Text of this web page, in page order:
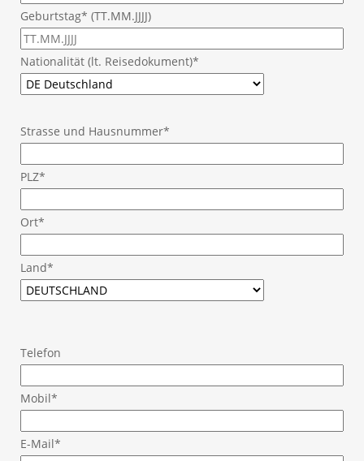
Geburtstag* (TT.MM.JJJJ)
Nationalität (lt. Reisedokument)*
Strasse und Hausnummer*
PLZ*
Ort*
Land*
Telefon
Mobil*
E-Mail*